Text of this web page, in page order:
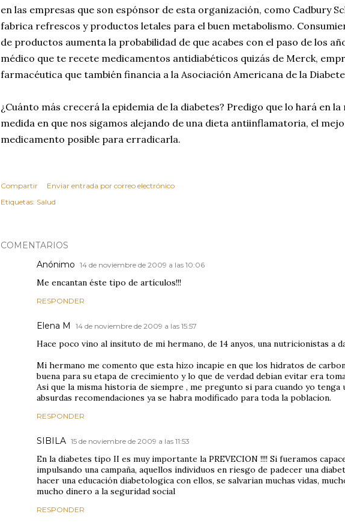
en las empresas que son espónsor de esta organización, como Cadbury
fabrica refrescos y productos letales para el buen metabolismo.
de productos aumenta la probabilidad de que acabes con el paso de los
médico que te recete medicamentos antidiabéticos quizás de Merck,
farmacéutica que también financia a la Asociación Americana de la
¿Cuánto más crecerá la epidemia de la diabetes? Predigo que lo hará en la
medida en que nos sigamos alejando de una dieta antiinflamatoria, el
medicamento posible para erradicarla.
Compartir
Enviar entrada por correo electrónico
Etiquetas: Salud
COMENTARIOS
Anónimo 14 de noviembre de 2009 a las 10:06
Me encantan éste tipo de artículos!!!
RESPONDER
Elena M 14 de noviembre de 2009 a las 15:57
Hace poco vino al insituto de mi hermano, de 14 anyos, una nutricionistas a
Mi hermano me comento que esta hizo incapie en que los hidratos de
buena para su etapa de crecimiento y lo que de verdad debian evitar era
Asi que la misma historia de siempre , me pregunto si para cuando yo tenga
absurdas recomendaciones ya se habra modificado para toda la poblacion.
RESPONDER
SIBILA 15 de noviembre de 2009 a las 11:53
En la diabetes tipo II es muy importante la PREVECION !!!! Si fueramos
impulsando una campaña, aquellos individuos en riesgo de padecer una
hacer una educación diabetologica con ellos, se salvarian muchas vidas,
mucho dinero a la seguridad social
RESPONDER